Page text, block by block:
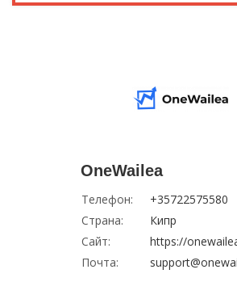
OneWailea
Телефон:
+35722575580
Страна:
Кипр
Сайт:
https://
Почта: